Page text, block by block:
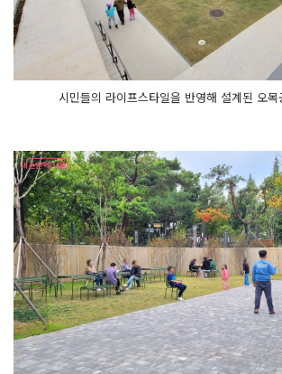
시민들의 라이프스타일을 반영해 설계된 오